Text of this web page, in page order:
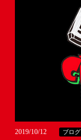
2019/10/12 ブログ